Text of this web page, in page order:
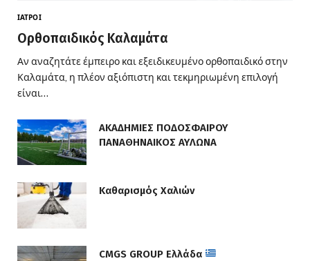
ΙΑΤΡΟΊ
Ορθοπαιδικός Καλαμάτα
Αν αναζητάτε έμπειρο και εξειδικευμένο ορθοπαιδικό στην
Καλαμάτα, η πλέον αξιόπιστη και τεκμηριωμένη επιλογή
είναι…
ΑΚΑΔΗΜΙΕΣ ΠΟΔΟΣΦΑΙΡΟΥ
ΠΑΝΑΘΗΝΑΙΚΟΣ ΑΥΛΩΝΑ
Καθαρισμός Χαλιών
CMGS GROUP Ελλάδα